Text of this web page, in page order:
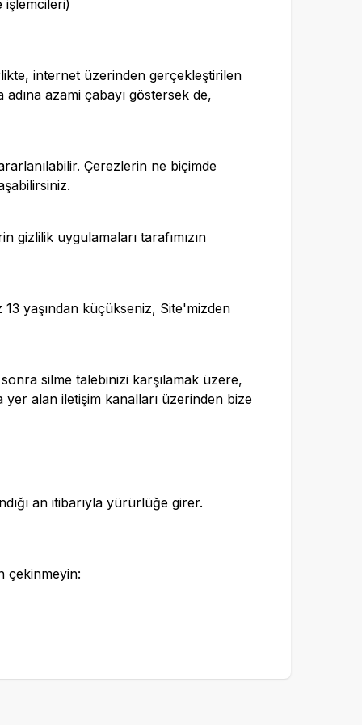
işlemcileri)
internet üzerinden gerçekleştirilen
azami çabayı göstersek de,
Çerezlerin ne biçimde
uygulamaları tarafımızın
yaşından küçükseniz, Site'mizden
silme talebinizi karşılamak üzere,
yer alan iletişim kanalları üzerinden bize
an itibarıyla yürürlüğe girer.
çekinmeyin: